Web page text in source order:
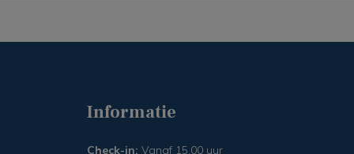
Informatie
Check-in: Vanaf 15.00 uur